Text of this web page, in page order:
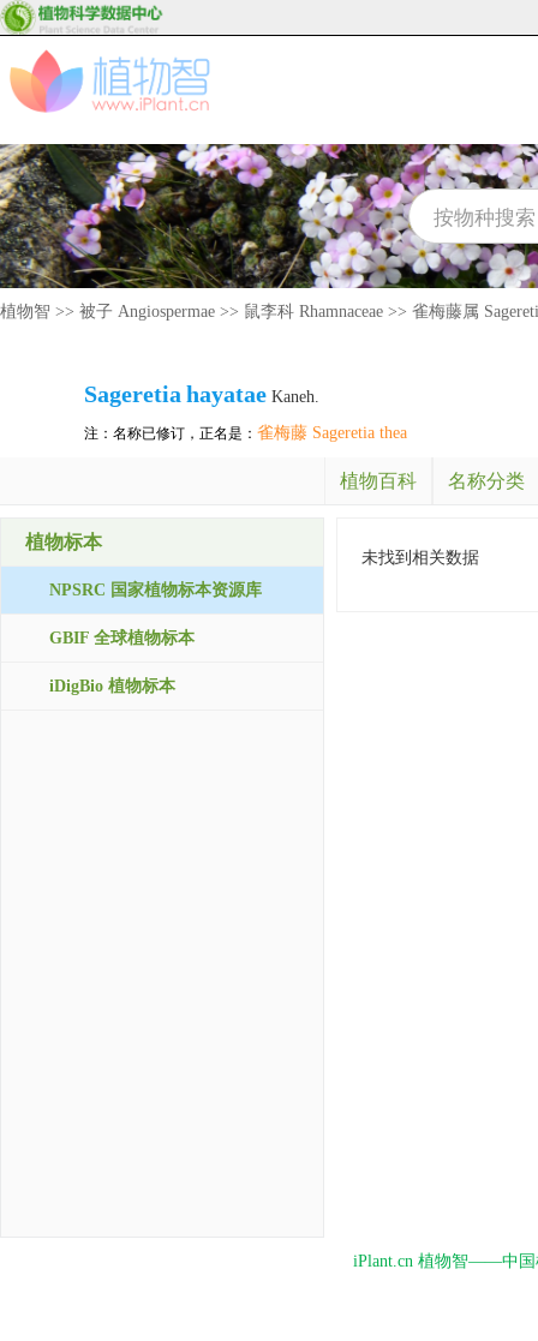
植物智 >> 被子 Angiospermae >> 鼠李科 Rhamnaceae >> 雀梅藤属
Sageretia hayatae Kaneh.
注：名称已修订，正名是： 雀梅藤 Sageretia thea
植物百科 名称分类
植物标本
NPSRC 国家植物标本资源库
GBIF 全球植物标本
iDigBio 植物标本
未找到相关数据
iPlant.cn 植物智——中国